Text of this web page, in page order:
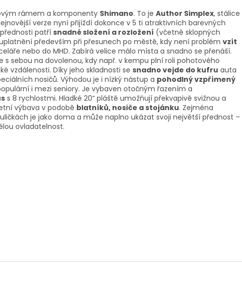
rámem a komponenty Shimano. To je Author Simplex, stálice
verze nyní přijíždí dokonce v 5 ti atraktivních barevných
patří snadné složení a rozložení (včetně sklopných
především při přesunech po městě, kdy není problém vzít
nebo do MHD. Zabírá velice málo místa a snadno se přenáší.
s sebou na dovolenou, kdy např. v kempu plní roli pohotového
vzdálenosti. Díky jeho skladnosti se snadno vejde do kufru auta
nosičů. Výhodou je i nízký nástup a pohodlný vzpřímený
i mezi seniory. Je vybaven otočným řazením a
s 8 rychlostmi. Hladké 20“ pláště umožňují překvapivě svižnou a
výbava v podobě blatníků, nosiče a stojánku. Zejména
je jako doma a může naplno ukázat svoji největší přednost –
ovladatelnost.